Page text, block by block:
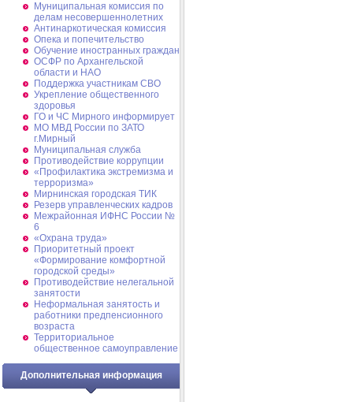
Муниципальная комиссия по
делам несовершеннолетних
Антинаркотическая комиссия
Опека и попечительство
Обучение иностранных граждан
ОСФР по Архангельской
области и НАО
Поддержка участникам СВО
Укрепление общественного
здоровья
ГО и ЧС Мирного информирует
МО МВД России по ЗАТО
г.Мирный
Муниципальная cлужба
Противодействие коррупции
«Профилактика экстремизма и
терроризма»
Мирнинская городская ТИК
Резерв управленческих кадров
Межрайонная ИФНС России №
6
«Охрана труда»
Приоритетный проект
«Формирование комфортной
городской среды»
Противодействие нелегальной
занятости
Неформальная занятость и
работники предпенсионного
возраста
Территориальное
общественное самоуправление
Дополнительная информация